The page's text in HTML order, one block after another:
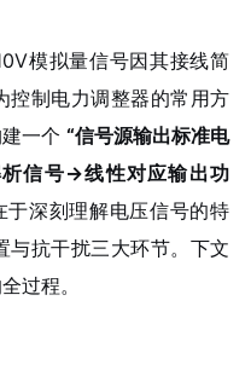
模拟量信号因其接线简
控制电力调整器的常用方
建一个“信号源输出标准电
信号→线性对应输出功
深刻理解电压信号的特
与抗干扰三大环节。下文
过程。